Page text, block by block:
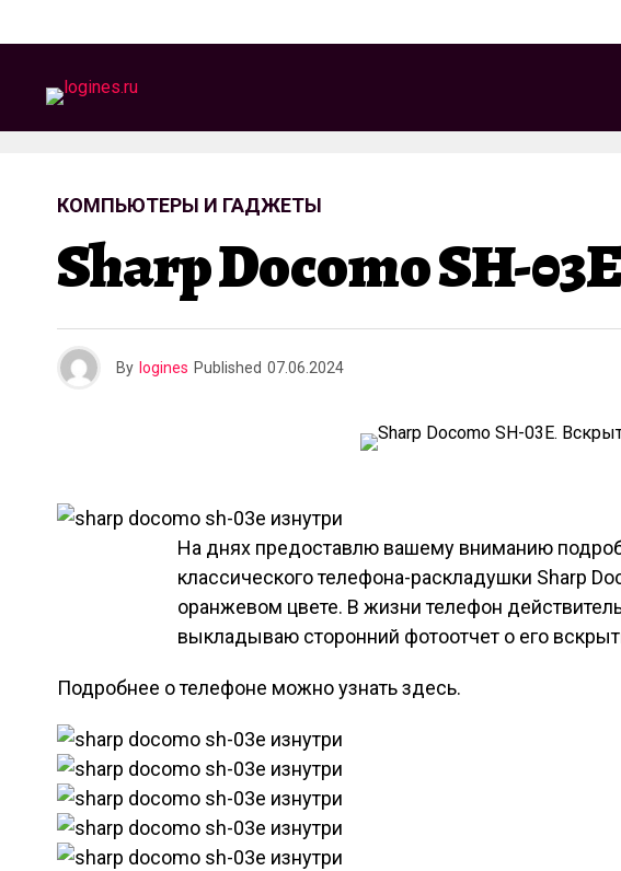
КОМПЬЮТЕРЫ И ГАДЖЕТЫ
Sharp Docomo SH-
By logines Published 07.06.2024
На днях предоставлю вашему вниманию
классического телефона-раскладушки Sharp
оранжевом цвете. В жизни телефон
выкладываю сторонний фотоотчет о его
Подробнее о телефоне можно узнать здесь.